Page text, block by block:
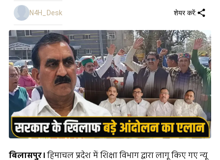
N4H_Desk शेयर करें:
बिलासपुर।हिमाचल प्रदेश में शिक्षा विभाग द्वारा लागू किए गए न्यू